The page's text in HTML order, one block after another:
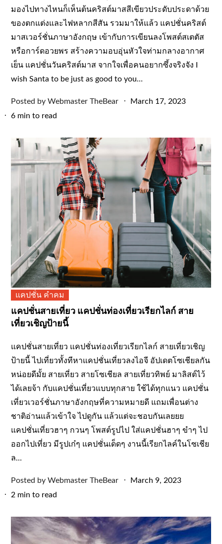
มองไปทางไหนก็เห็นต้นคริสต์มาสสีเขียวประดับประดาด้วย
ของตกแต่งและไฟหลากสีสัน รวมมาให้แล้ว แคปชั่นคริสต์
มาสเวอร์ชั่นภาษาอังกฤษ เข้ากับการเขียนลงโพสต์สเตตัส
หรือการ์ดอวยพร สร้างความอบอุ่นหัวใจท่ามกลางอากาศ
เย็น แคปชั่นวันคริสต์มาส จากใจเพื่อคนอยากซึ้งจริงจัง I
wish Santa to be just as good to you…
Posted byWebmaster TheBear
Posted
March 17, 2023
6 min to read
แคปชั่น คำคม
แคปชั่นสายเที่ยว แคปชั่นท่องเที่ยวเรียกไลก์ สาย
เที่ยวเชิญป้ายนี้
แคปชั่นสายเที่ยว แคปชั่นท่องเที่ยวเรียกไลก์ สายเที่ยวเชิญ
ป้ายนี้ ไปเที่ยวทั้งทีหาแคปชั่นเที่ยวลงไอจี อัปเดตโซเชียลกัน
หน่อยดีมั้ย สายเที่ยว สายโซเชียล สายเที่ยวทิพย์ มาลิสต์ไว้
ได้เลยจ้า กับแคปชั่นเที่ยวแบบทุกสาย ใช้ได้ทุกแนว แคปชั่น
เที่ยวเวอร์ชั่นภาษาอังกฤษที่ความหมายดี แถมเพื่อนต่าง
ชาติอ่านแล้วเข้าใจ ไปดูกัน แล้วแต่จะชอบกันเลยยย
แคปชั่นเที่ยวฮาๆ กวนๆ โพสต์รูปไป ใส่แคปชั่นฮาๆ ขำๆ ไป
ออกไปเที่ยว มีรูปเก๋ๆ แคปชั่นเด็ดๆ งานนี้เรียกไลค์ในโซเชีย
ล…
Posted byWebmaster TheBear
Posted
March 9, 2023
2 min to read